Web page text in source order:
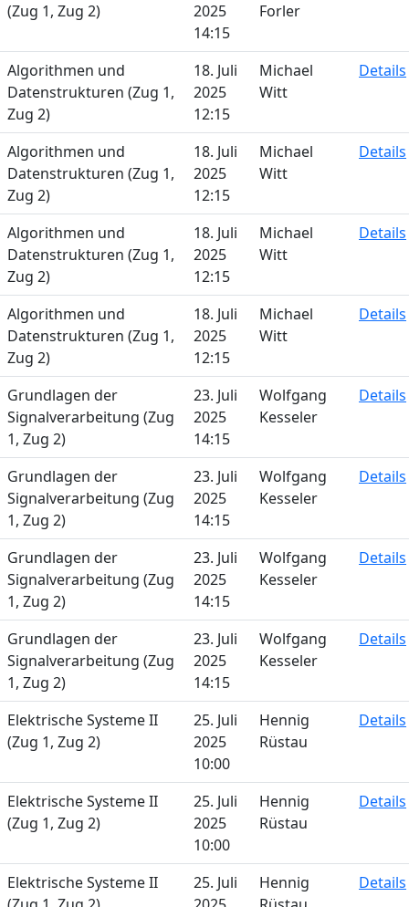
(Zug 1, Zug 2)
2025
14:15
Forler
Algorithmen und
Datenstrukturen (Zug 1,
Zug 2)
18. Juli
2025
12:15
Michael
Witt
Details
Algorithmen und
Datenstrukturen (Zug 1,
Zug 2)
18. Juli
2025
12:15
Michael
Witt
Details
Algorithmen und
Datenstrukturen (Zug 1,
Zug 2)
18. Juli
2025
12:15
Michael
Witt
Details
Algorithmen und
Datenstrukturen (Zug 1,
Zug 2)
18. Juli
2025
12:15
Michael
Witt
Details
Grundlagen der
Signalverarbeitung (Zug
1, Zug 2)
23. Juli
2025
14:15
Wolfgang
Kesseler
Details
Grundlagen der
Signalverarbeitung (Zug
1, Zug 2)
23. Juli
2025
14:15
Wolfgang
Kesseler
Details
Grundlagen der
Signalverarbeitung (Zug
1, Zug 2)
23. Juli
2025
14:15
Wolfgang
Kesseler
Details
Grundlagen der
Signalverarbeitung (Zug
1, Zug 2)
23. Juli
2025
14:15
Wolfgang
Kesseler
Details
Elektrische Systeme II
(Zug 1, Zug 2)
25. Juli
2025
10:00
Hennig
Rüstau
Details
Elektrische Systeme II
(Zug 1, Zug 2)
25. Juli
2025
10:00
Hennig
Rüstau
Details
Elektrische Systeme II
25. Juli
Hennig
Details